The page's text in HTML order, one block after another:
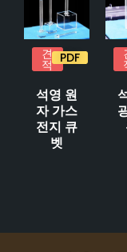
견
적 PDF
석영 원
자 가스
전지 큐
벳